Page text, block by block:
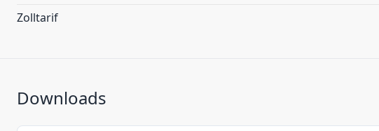
Zolltarif
Downloads